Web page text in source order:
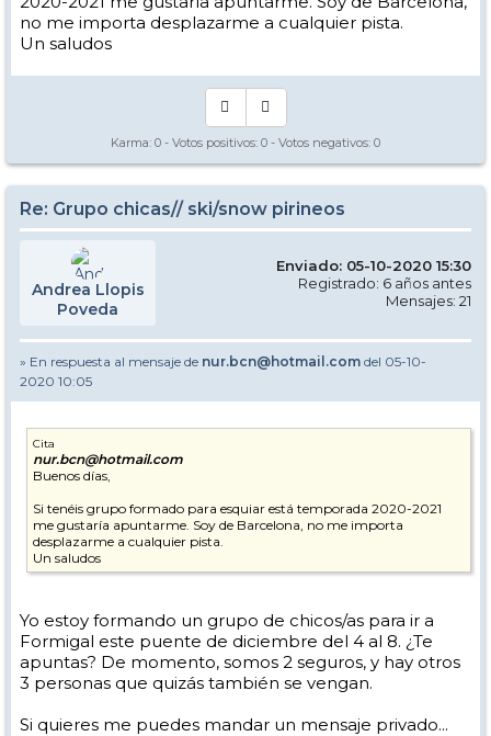
no me importa desplazarme a cualquier pista.
Un saludos
Karma: 0 - Votos positivos: 0 - Votos negativos: 0
Re: Grupo chicas// ski/snow pirineos
Andrea Llopis
Poveda
Enviado: 05-10-2020 15:30
Registrado: 6 años antes
Mensajes: 21
» En respuesta al mensaje de nur.bcn@hotmail.com del 05-10-
2020 10:05
Cita
nur.bcn@hotmail.com
Buenos días,
Si tenéis grupo formado para esquiar está temporada 2020-2021
me gustaría apuntarme. Soy de Barcelona, no me importa
desplazarme a cualquier pista.
Un saludos
Yo estoy formando un grupo de chicos/as para ir a
Formigal este puente de diciembre del 4 al 8. ¿Te
apuntas? De momento, somos 2 seguros, y hay otros
3 personas que quizás también se vengan.
Si quieres me puedes mandar un mensaje privado...